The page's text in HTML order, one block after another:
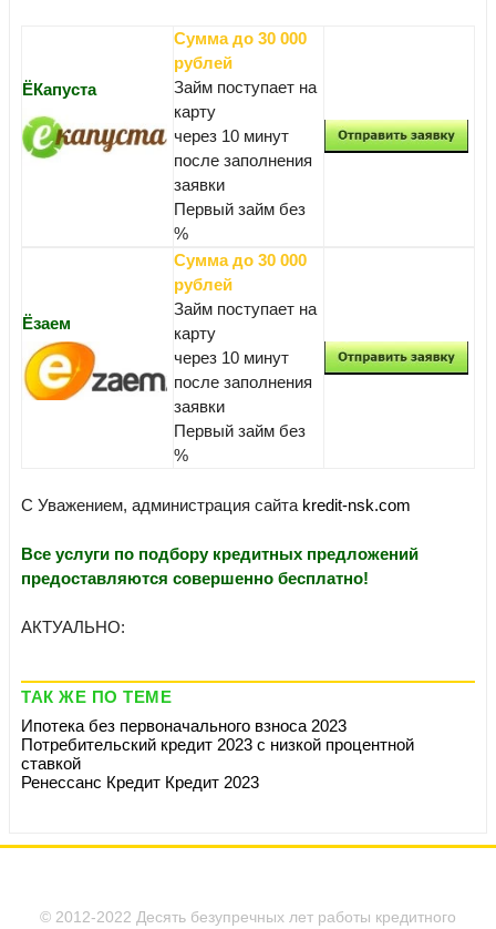
ЁКапуста
Сумма до 30 000
рублей
Займ поступает на
карту
через 10 минут
после заполнения
заявки
Первый займ без
%
Ёзаем
Сумма до 30 000
рублей
Займ поступает на
карту
через 10 минут
после заполнения
заявки
Первый займ без
%
С Уважением, администрация сайта kredit-nsk.com
Все услуги по подбору кредитных предложений
предоставляются совершенно бесплатно!
АКТУАЛЬНО:
ТАК ЖЕ ПО ТЕМЕ
Ипотека без первоначального взноса 2023
Потребительский кредит 2023 с низкой процентной
ставкой
Ренессанс Кредит Кредит 2023
© 2012-2022 Десять безупречных лет работы кредитного